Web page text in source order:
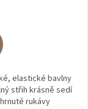
elastické bavlny
střih krásně sedí
rukávy